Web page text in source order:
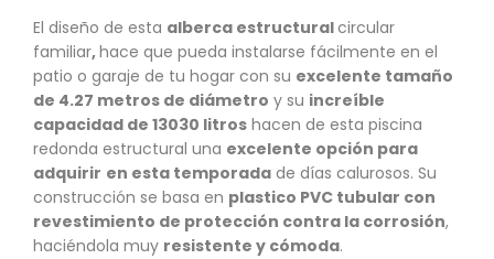
El diseño de esta alberca estructuralcircular
familiar,hace que pueda instalarse fácilmente en el
patio o garaje de tu hogar con su excelente tamaño
de 4.27 metros de diámetro y su increíble
capacidad de 13030 litros hacen de esta piscina
redonda estructural una excelente opción para
adquirir en esta temporada de días calurosos. Su
construcción se basa en plastico PVC tubular con
revestimiento de protección contra la corrosión,
haciéndola muy resistente y cómoda.